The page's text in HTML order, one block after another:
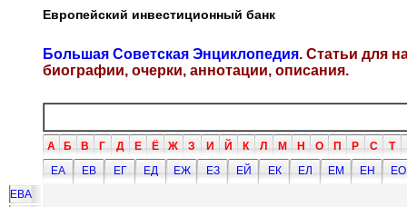
Европейский инвестиционный банк
Большая Советская Энциклопедия. Статьи для
биографии, очерки, аннотации, описания.
А Б В Г Д Е Ё Ж З И Й К Л М Н О П Р С Т
ЕА
ЕВ ЕГ ЕД ЕЖ ЕЗ ЕЙ ЕК ЕЛ ЕМ ЕН
ЕО
ЕВА